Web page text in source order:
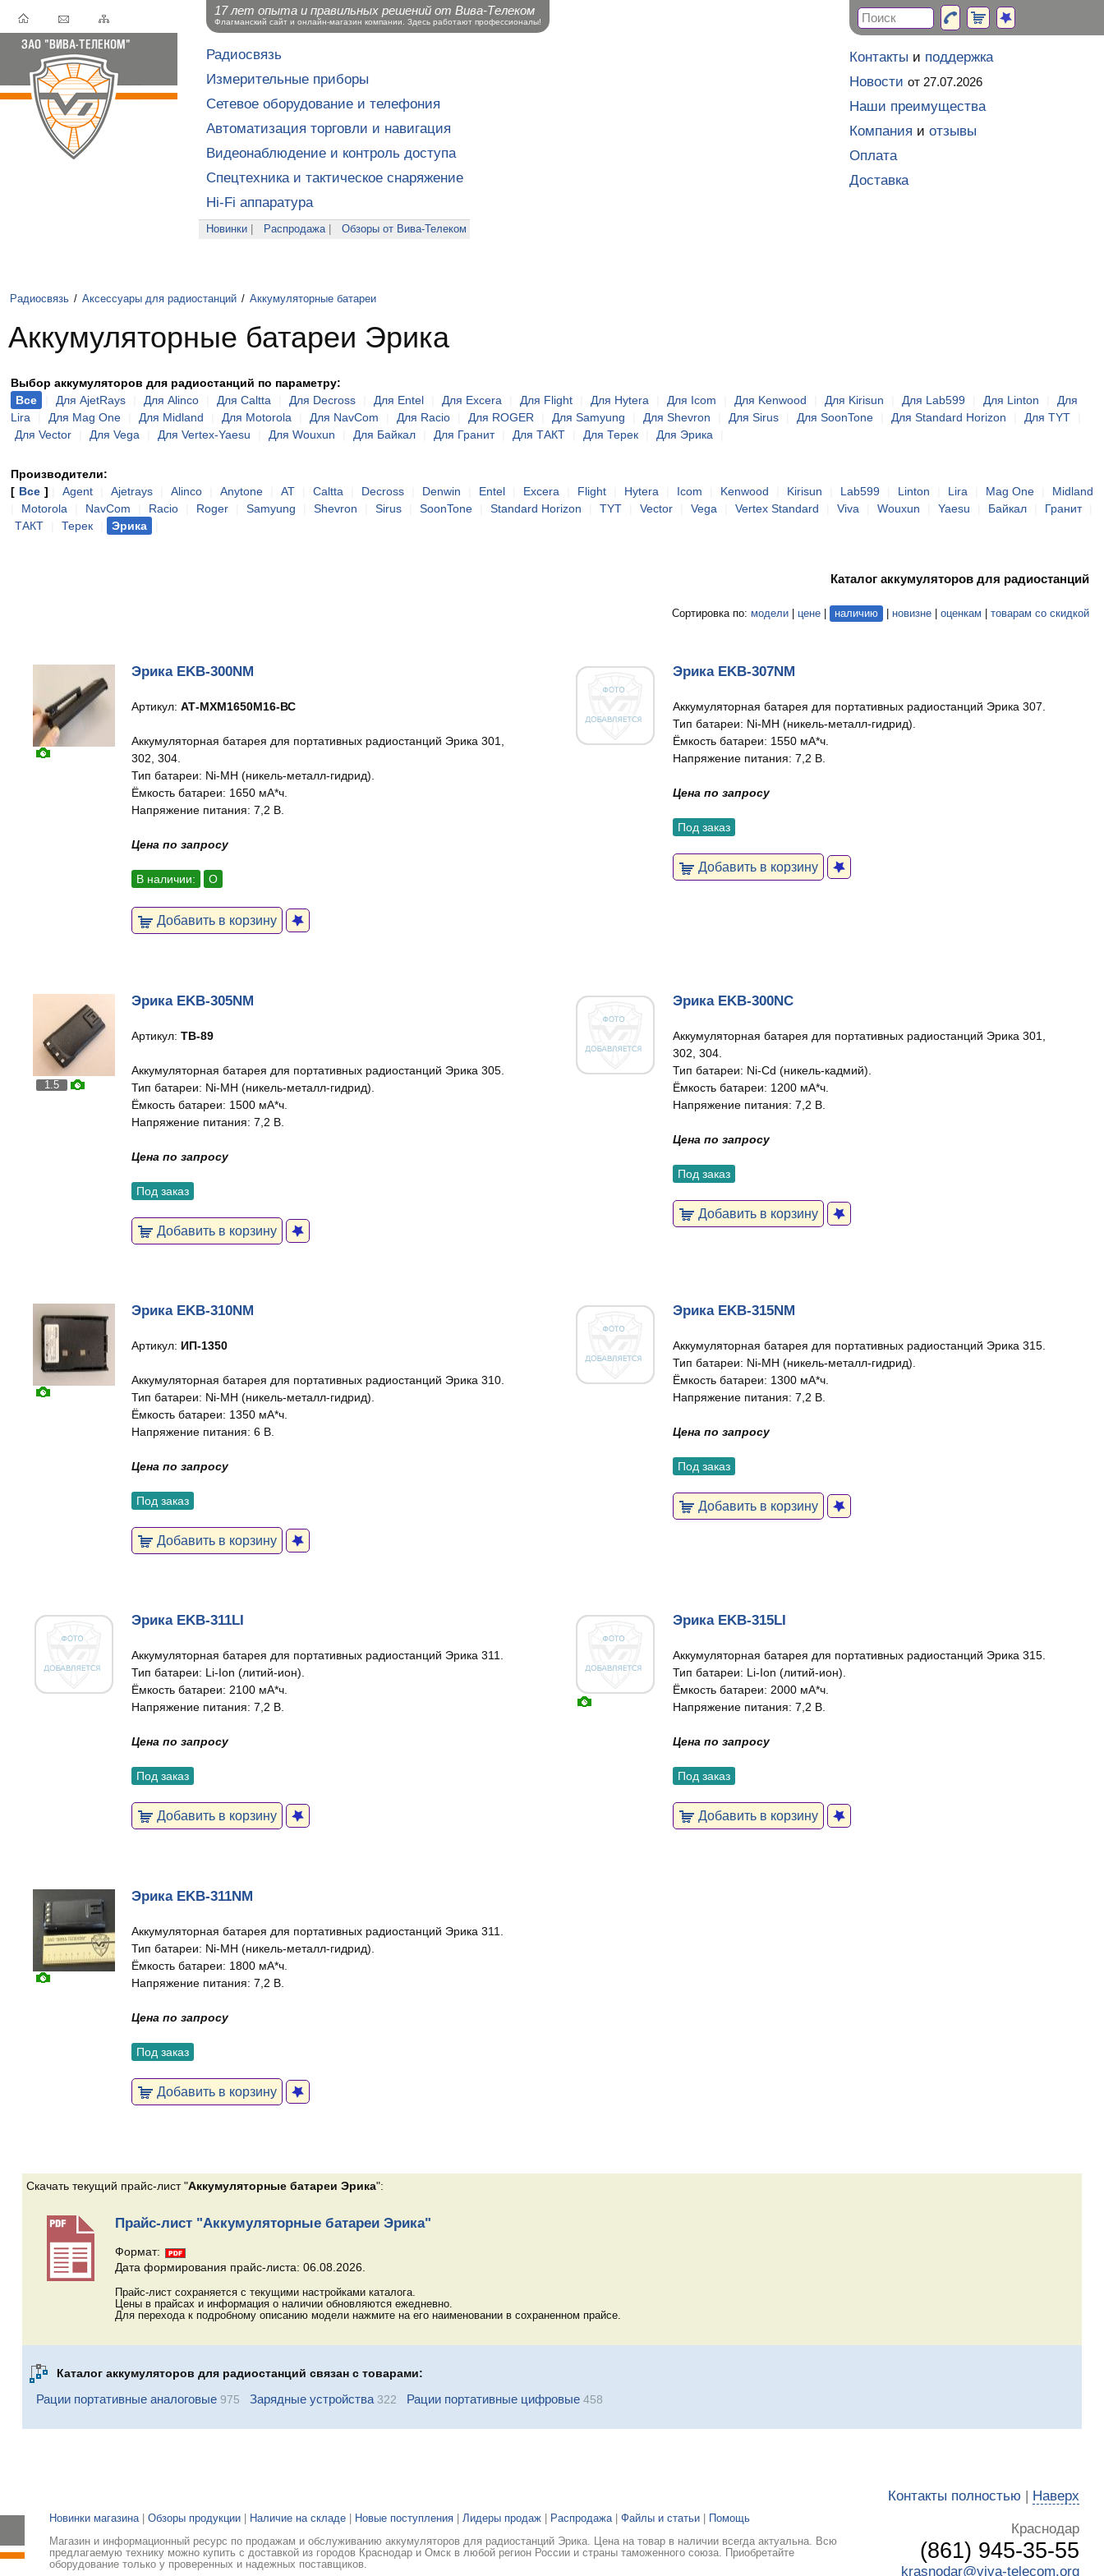
Радиосвязь
Измерительные приборы
Сетевое оборудование и телефония
Автоматизация торговли и навигация
Видеонаблюдение и контроль доступа
Спецтехника и тактическое снаряжение
Hi-Fi аппаратура
Новинки Распродажа| Обзоры от Вива-Телеком
Радиосвязь / Аксессуары для радиостанций / Аккумуляторные батареи
Аккумуляторные батареи Эрика
Выбор аккумуляторов для радиостанций по параметру:
Все
Для AjetRays Для Alinco Для Caltta Для Decross Для Entel Для Excera Для Flight Для Hytera Для Icom Для Kenwood Для Kirisun Для Lab599 Для Linton
Для
Lira
Для Mag One Для Midland Для Motorola Для NavCom Для Racio Для ROGER Для Samyung Для Shevron Для Sirus Для SoonTone Для Standard Horizon Для TYT
Для Vector
Для Vega Для Vertex-Yaesu Для Wouxun Для Байкал Для Гранит Для ТАКТ Для Терек Для Эрика
Производители:
[ Все ] Agent Ajetrays Alinco Anytone AT Caltta Decross Denwin Entel Excera Flight Hytera Icom Kenwood Kirisun Lab599 Linton Lira Mag One
Midland
Motorola NavCom Racio Roger Samyung Shevron Sirus SoonTone Standard Horizon TYT Vector Vega Vertex Standard Viva Wouxun Yaesu Байкал Гранит
ТАКТ
Терек Эрика
Каталог аккумуляторов для радиостанций
Сортировка по: модели цене наличию новизне оценкам товарам со скидкой
Эрика EKB-300NM
Артикул:АТ-МХМ1650М16-ВС
Аккумуляторная батарея для портативных радиостанций Эрика 301,
302, 304.
Тип батареи: Ni-MH (никель-металл-гидрид).
Ёмкость батареи: 1650 мА*ч.
Напряжение питания: 7,2 В.
Цена по запросу
В наличии: О
Добавить в корзину
Эрика EKB-307NM
Аккумуляторная батарея для портативных радиостанций Эрика 307.
Тип батареи: Ni-MH (никель-металл-гидрид).
Ёмкость батареи: 1550 мА*ч.
Напряжение питания: 7,2 В.
Цена по запросу
Под заказ
Добавить в корзину
1.5
Эрика EKB-305NM
Артикул:ТВ-89
Аккумуляторная батарея для портативных радиостанций Эрика 305.
Тип батареи: Ni-MH (никель-металл-гидрид).
Ёмкость батареи: 1500 мА*ч.
Напряжение питания: 7,2 В.
Цена по запросу
Под заказ
Добавить в корзину
Эрика EKB-300NC
Аккумуляторная батарея для портативных радиостанций Эрика 301,
302, 304.
Тип батареи: Ni-Cd (никель-кадмий).
Ёмкость батареи: 1200 мА*ч.
Напряжение питания: 7,2 В.
Цена по запросу
Под заказ
Добавить в корзину
Эрика EKB-310NM
Артикул: ИП-1350
Аккумуляторная батарея для портативных радиостанций Эрика 310.
Тип батареи: Ni-MH (никель-металл-гидрид).
Ёмкость батареи: 1350 мА*ч.
Напряжение питания: 6 В.
Цена по запросу
Под заказ
Добавить в корзину
Эрика EKB-315NM
Аккумуляторная батарея для портативных радиостанций Эрика 315.
Тип батареи: Ni-MH (никель-металл-гидрид).
Ёмкость батареи: 1300 мА*ч.
Напряжение питания: 7,2 В.
Цена по запросу
Под заказ
Добавить в корзину
Эрика EKB-311LI
Аккумуляторная батарея для портативных радиостанций Эрика 311.
Тип батареи: Li-Ion (литий-ион).
Ёмкость батареи: 2100 мА*ч.
Напряжение питания: 7,2 В.
Цена по запросу
Под заказ
Добавить в корзину
Эрика EKB-315LI
Аккумуляторная батарея для портативных радиостанций Эрика 315.
Тип батареи: Li-Ion (литий-ион).
Ёмкость батареи: 2000 мА*ч.
Напряжение питания: 7,2 В.
Цена по запросу
Под заказ
Добавить в корзину
Эрика EKB-311NM
Аккумуляторная батарея для портативных радиостанций Эрика 311.
Тип батареи: Ni-MH (никель-металл-гидрид).
Ёмкость батареи: 1800 мА*ч.
Напряжение питания: 7,2 В.
Цена по запросу
Под заказ
Добавить в корзину
Скачать текущий прайс-лист "Аккумуляторные батареи Эрика":
Прайс-лист "Аккумуляторные батареи Эрика"
Формат:
Дата формирования прайс-листа: 06.08.2026.
Прайс-лист сохраняется с текущими настройками каталога.
Цены в прайсах и информация о наличии обновляются ежедневно.
Для перехода к подробному описанию модели нажмите на его наименовании в сохраненном прайсе.
Каталог аккумуляторов для радиостанций связан с товарами:
Рации портативные аналоговые975 Зарядные устройства322 Рации портативные цифровые458
Новинки магазина| Обзоры продукции Наличие на складе Новые поступления Лидеры продаж Распродажа| Файлы и статьи
Помощь
Магазин и информационный ресурс по продажам и обслуживанию аккумуляторов для радиостанций Эрика. Цена на товар в наличии всегда актуальна. Всю
предлагаемую технику можно купить с доставкой из городов Краснодар и Омск в любой регион России и страны таможенного союза. Приобретайте
оборудование только у проверенных и надежных поставщиков.
Контакты полностью Наверх
Краснодар
(861) 945-35-55
krasnodar@viva-telecom.org
Контакты и поддержка
Новости от 27.07.2026
Наши преимущества
Компания и отзывы
Оплата
Доставка
17 лет опыта и правильных решений от Вива-Телеком
Флагманский сайт и онлайн-магазин компании. Здесь работают профессионалы!